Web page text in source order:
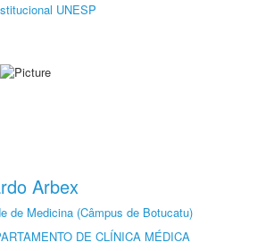
UNESP
Arbex
de Medicina (Câmpus de Botucatu)
DE CLÍNICA MÉDICA